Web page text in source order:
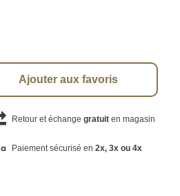
Ajouter aux favoris
Retour et échange gratuiten magasin
Paiement sécurisé en 2x, 3x ou 4x